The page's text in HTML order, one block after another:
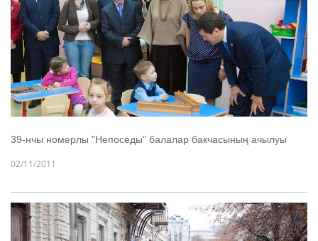
39-нчы номерлы "Непоседы" балалар бакчасының ачылуы
02/11/2011